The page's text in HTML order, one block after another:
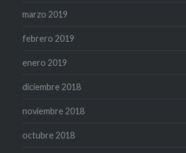
marzo 2019
febrero 2019
enero 2019
diciembre 2018
noviembre 2018
octubre 2018